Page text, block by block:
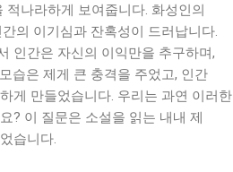
나라하게 보여줍니다. 화성인의
의 이기심과 잔혹성이 드러납니다.
인간은 자신의 이익만을 추구하며,
습은 제게 큰 충격을 주었고, 인간
게 만들었습니다. 우리는 과연 이러한
? 이 질문은 소설을 읽는 내내 제
습니다.